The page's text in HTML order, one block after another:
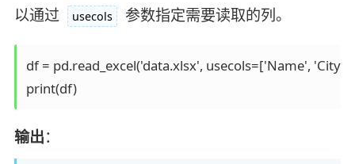
以通过
usecols 参数指定需要读取的列。
df = pd.read_excel('data.xlsx', usecols=['Name', 'City'])
print(df)
输出：